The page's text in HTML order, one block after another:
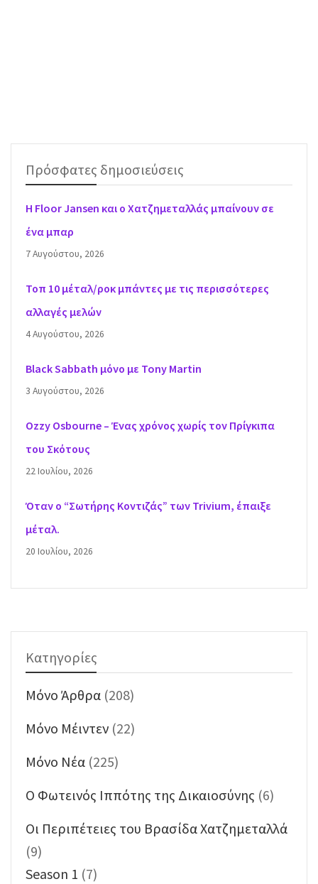
Πρόσφατες δημοσιεύσεις
H Floor Jansen και ο Χατζημεταλλάς μπαίνουν σε
ένα μπαρ
7 Αυγούστου, 2026
Τοπ 10 μέταλ/ροκ μπάντες με τις περισσότερες
αλλαγές μελών
4 Αυγούστου, 2026
Black Sabbath μόνο με Tony Martin
3 Αυγούστου, 2026
Ozzy Osbourne – Ένας χρόνος χωρίς τον Πρίγκιπα
του Σκότους
22 Ιουλίου, 2026
Όταν ο “Σωτήρης Κοντιζάς” των Trivium, έπαιξε
μέταλ.
20 Ιουλίου, 2026
Κατηγορίες
Mόνο Άρθρα (208)
Mόνο Μέιντεν (22)
Mόνο Νέα (225)
O Φωτεινός Ιππότης της Δικαιοσύνης (6)
Oι Περιπέτειες του Βρασίδα Χατζημεταλλά
(9)
Season 1 (7)